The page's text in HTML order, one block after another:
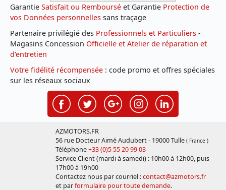
Garantie Satisfait ou Remboursé et Garantie Protection de
vos Données personnelles sans traçage
Partenaire privilégié des Professionnels et Particuliers -
Magasins Concession Officielle et Atelier de réparation et
d'entretien
Votre fidélité récompensée : code promo et offres spéciales
sur les réseaux sociaux
AZMOTORS.FR
56 rue Docteur Aimé Audubert - 19000 Tulle ( France )
Téléphone+33 (0)5 55 20 99 03
Service Client (mardi à samedi) : 10h00 à 12h00, puis
17h00 à 19h00
Contactez nous par courriel :contact@azmotors.fr
et parformulaire pour toute demande.